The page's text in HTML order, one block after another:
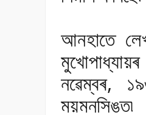
আনহাতে
নৱেম্বৰ,